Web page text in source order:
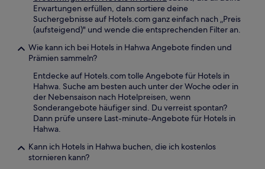
Erwartungen erfüllen, dann sortiere deine
Suchergebnisse auf Hotels.com ganz einfach nach „Preis
(aufsteigend)" und wende die entsprechenden Filter an.
Wie kann ich bei Hotels in Hahwa Angebote finden und
Prämien sammeln?
Entdecke auf Hotels.com tolle Angebote für Hotels in
Hahwa. Suche am besten auch unter der Woche oder in
der Nebensaison nach Hotelpreisen, wenn
Sonderangebote häufiger sind. Du verreist spontan?
Dann prüfe unsere Last-minute-Angebote für Hotels in
Hahwa.
Kann ich Hotels in Hahwa buchen, die ich kostenlos
stornieren kann?